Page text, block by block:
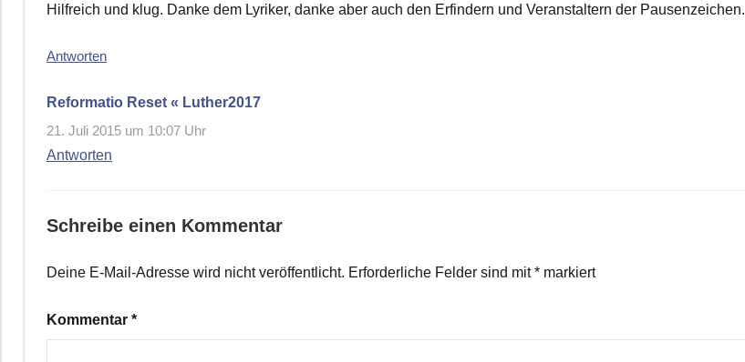
Hilfreich und klug. Danke dem Lyriker, danke aber auch den Erfindern und Veranstaltern der Pausenzeichen.
Antworten
Reformatio Reset « Luther2017
21. Juli 2015 um 10:07 Uhr
Antworten
Schreibe einen Kommentar
Deine E-Mail-Adresse wird nicht veröffentlicht. Erforderliche Felder sind mit* markiert
Kommentar *